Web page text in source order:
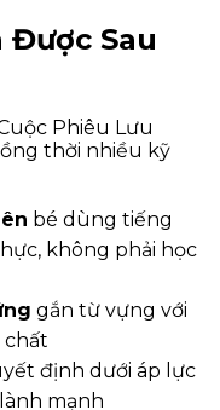
Được Sau
Phiêu Lưu
thời nhiều kỹ
bé dùng tiếng
không phải học
gắn từ vựng với
chất
định dưới áp lực
mạnh